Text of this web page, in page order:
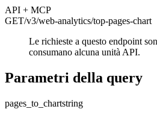
API + MCP
GET/v3/web-analytics/top-pages-chart
Le richieste a questo endpoint
consumano alcuna unità API.
Parametri della query
pages_to_chartstring